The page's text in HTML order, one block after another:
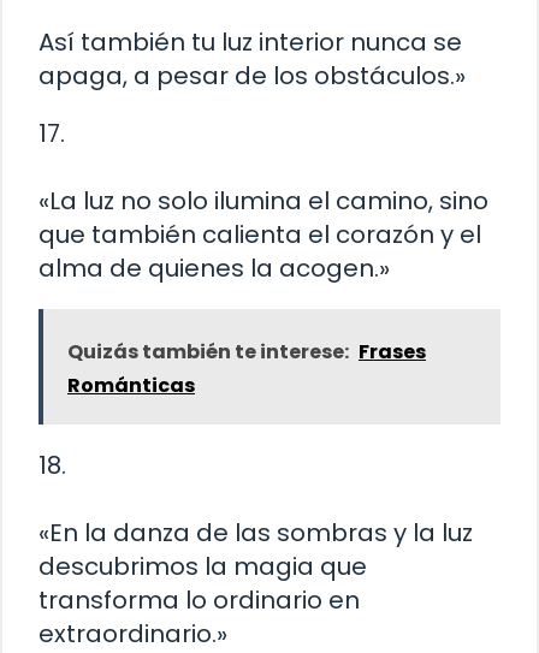
Así también tu luz interior nunca se
apaga, a pesar de los obstáculos.»
17.
«La luz no solo ilumina el camino, sino
que también calienta el corazón y el
alma de quienes la acogen.»
Quizás también te interese: Frases
Románticas
18.
«En la danza de las sombras y la luz
descubrimos la magia que
transforma lo ordinario en
extraordinario.»